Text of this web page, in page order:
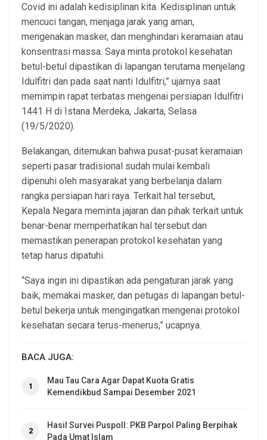
Covid ini adalah kedisiplinan kita. Kedisiplinan untuk
mencuci tangan, menjaga jarak yang aman,
mengenakan masker, dan menghindari keramaian atau
konsentrasi massa. Saya minta protokol kesehatan
betul-betul dipastikan di lapangan terutama menjelang
Idulfitri dan pada saat nanti Idulfitri,” ujarnya saat
memimpin rapat terbatas mengenai persiapan Idulfitri
1441 H di Istana Merdeka, Jakarta, Selasa
(19/5/2020).
Belakangan, ditemukan bahwa pusat-pusat keramaian
seperti pasar tradisional sudah mulai kembali
dipenuhi oleh masyarakat yang berbelanja dalam
rangka persiapan hari raya. Terkait hal tersebut,
Kepala Negara meminta jajaran dan pihak terkait untuk
benar-benar memperhatikan hal tersebut dan
memastikan penerapan protokol kesehatan yang
tetap harus dipatuhi.
“Saya ingin ini dipastikan ada pengaturan jarak yang
baik, memakai masker, dan petugas di lapangan betul-
betul bekerja untuk mengingatkan mengenai protokol
kesehatan secara terus-menerus,” ucapnya.
BACA JUGA:
1
Mau Tau Cara Agar Dapat Kuota Gratis
Kemendikbud Sampai Desember 2021
2
Hasil Survei Puspoll: PKB Parpol Paling Berpihak
Pada Umat Islam